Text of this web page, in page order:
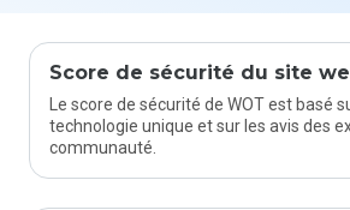
Score de sécurité du site
Le score de sécurité de WOT est basé
technologie unique et sur les avis des
communauté.